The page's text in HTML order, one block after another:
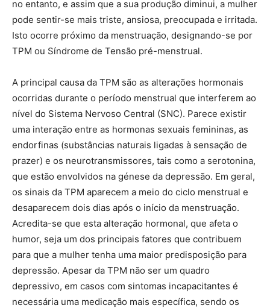
no entanto, e assim que a sua produção diminui, a mulher
pode sentir-se mais triste, ansiosa, preocupada e irritada.
Isto ocorre próximo da menstruação, designando-se por
TPM ou Síndrome de Tensão pré-menstrual.
A principal causa da TPM são as alterações hormonais
ocorridas durante o período menstrual que interferem ao
nível do Sistema Nervoso Central (SNC). Parece existir
uma interação entre as hormonas sexuais femininas, as
endorfinas (substâncias naturais ligadas à sensação de
prazer) e os neurotransmissores, tais como a serotonina,
que estão envolvidos na génese da depressão. Em geral,
os sinais da TPM aparecem a meio do ciclo menstrual e
desaparecem dois dias após o início da menstruação.
Acredita-se que esta alteração hormonal, que afeta o
humor, seja um dos principais fatores que contribuem
para que a mulher tenha uma maior predisposição para
depressão. Apesar da TPM não ser um quadro
depressivo, em casos com sintomas incapacitantes é
necessária uma medicação mais específica, sendo os